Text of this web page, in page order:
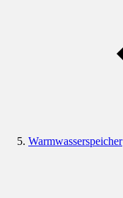
Warmwasserspeicher